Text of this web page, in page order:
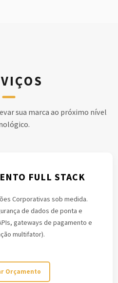
sua marca ao próximo nível
FULL STACK
Corporativas sob medida.
de dados de ponta e
gateways de pagamento e
multifator).
Orçamento